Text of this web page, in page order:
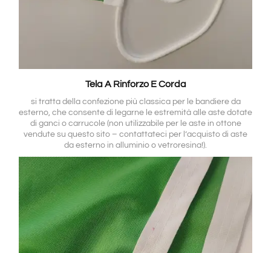
Tela A Rinforzo E Corda
si tratta della confezione più classica per le bandiere da
esterno, che consente di legarne le estremità alle aste dotate
di ganci o carrucole (non utilizzabile per le aste in ottone
vendute su questo sito – contattateci per l’acquisto di aste
da esterno in alluminio o vetroresina!).